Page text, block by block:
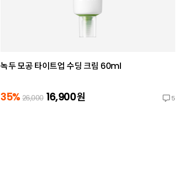
녹두 모공 타이트업 수딩 크림 60ml
35% 26,000 16,900원 5